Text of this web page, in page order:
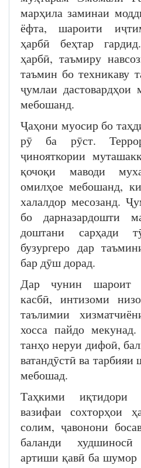
марҳила заминаи
ёфта, шароити
ҳарбӣ беҳтар
ҳарбӣ, таъмиру
таъмин бо техникаву
ҷумлаи
мебошанд.
Ҷаҳони муосир бо
рӯ ба рӯст.
ҷинояткории
қочоқи маводи
омилҳое мебошанд,
халалдор месозанд.
бо дарназардошти
доштани сарҳади
бузургеро дар
бар дӯш дорад.
Дар чунин шароит
касбӣ, интизоми
таълимии
хосса пайдо
танҳо неруи дифоӣ,
ватандӯстӣ ва
мебошад.
Таҳкими иқтидори
вазифаи сохторҳои
солим, ҷавонони
баланди
артиши қавӣ ба шумор